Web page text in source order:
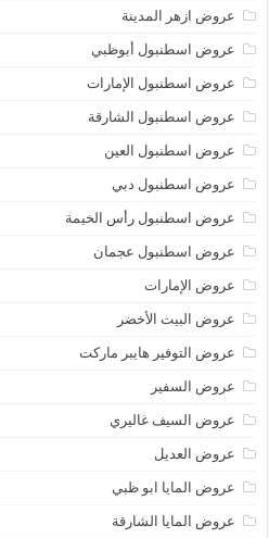
عروض ازهر المدينة
عروض اسطنبول أبوظبي
عروض اسطنبول الإمارات
عروض اسطنبول الشارقة
عروض اسطنبول العين
عروض اسطنبول دبي
عروض اسطنبول رأس الخيمة
عروض اسطنبول عجمان
عروض الإمارات
عروض البيت الأخضر
عروض التوفير هايبر ماركت
عروض السفير
عروض السيف غاليري
عروض العديل
عروض المايا ابو ظبي
عروض المايا الشارقة